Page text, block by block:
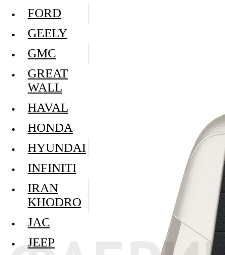
FORD
GEELY
GMC
GREAT
WALL
HAVAL
HONDA
HYUNDAI
INFINITI
IRAN
KHODRO
JAC
JEEP